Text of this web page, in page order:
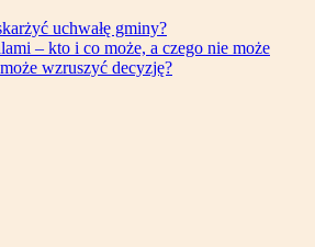
uchwałę gminy?
– kto i co może, a czego nie może
wzruszyć decyzję?